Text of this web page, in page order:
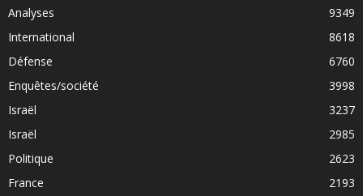
Analyses
9349
International
8618
Défense
6760
Enquêtes/société
3998
Israël
3237
Israël
2985
Politique
2623
France
2193